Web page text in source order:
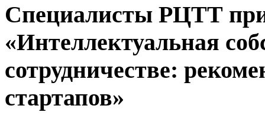
Специалисты РЦТТ
«Интеллектуальная
сотрудничестве:
стартапов»